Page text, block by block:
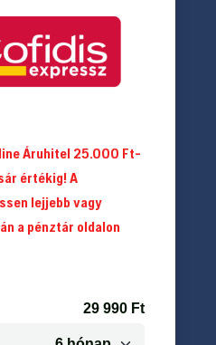
33.690 Ft.29.990 Ft.
Áruhitel 25.000 Ft-
értékig! A
lejjebb vagy
a pénztár oldalon